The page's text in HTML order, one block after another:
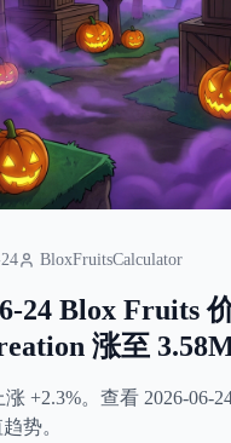
BloxFruitsCalculator
24 Blox Fruits
涨至
涨 +2.3%。查看 2026-06-
势。